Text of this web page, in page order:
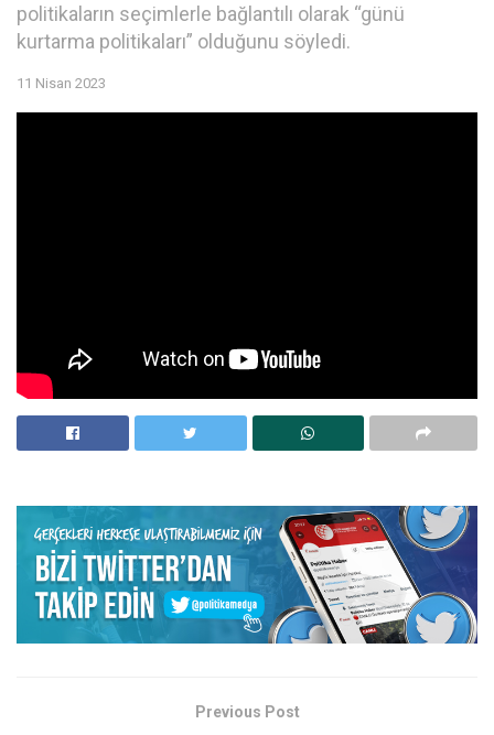
politikaların seçimlerle bağlantılı olarak “günü
kurtarma politikaları” olduğunu söyledi.
11 Nisan 2023
Previous Post